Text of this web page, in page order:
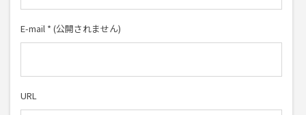
E-mail * (公開されません)
URL